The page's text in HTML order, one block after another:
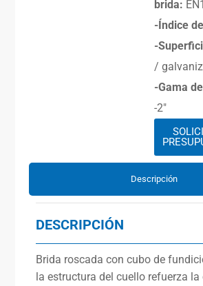
brida:
-Índice
-
/
-Gama
-2″
Descripción
DESCRIPCIÓN
Brida roscada con cubo de
la estructura del cuello refuerza la